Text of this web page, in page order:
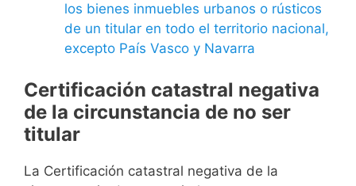
los bienes inmuebles urbanos o rústicos
de un titular en todo el territorio nacional,
excepto País Vasco y Navarra
Certificación catastral negativa
de la circunstancia de no ser
titular
La Certificación catastral negativa de la